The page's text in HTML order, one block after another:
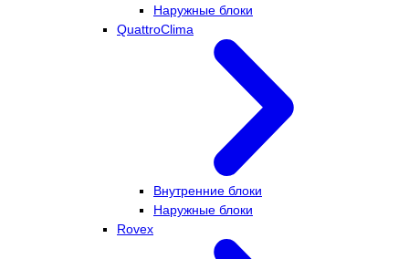
Наружные блоки
QuattroClima
Внутренние блоки
Наружные блоки
Rovex